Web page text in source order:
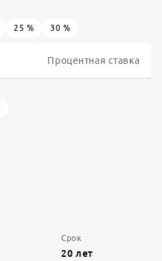
25 % 30 %
Процентная ставка
Срок
20 лет